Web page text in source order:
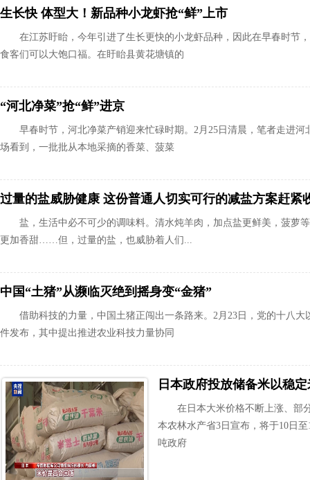
生长快 体型大！新品种小龙虾抢“鲜”上市
在江苏盱眙，今年引进了生长更快的小龙虾品种，因此在早春时节
食客们可以大饱口福。在盱眙县黄花塘镇的
“河北净菜”抢“鲜”进京
早春时节，河北净菜产销迎来忙碌时期。2月25日清晨，笔者走进
场看到，一批批从本地采摘的香菜、菠菜
过量的盐威胁健康 这份普通人切实可行的减盐方案赶紧
盐，生活中必不可少的调味料。清水炖羊肉，加点盐更鲜美，菠萝
更加香甜……但，过量的盐，也威胁着人们...
中国“土猪”从濒临灭绝到摇身变“金猪”
借助科技的力量，中国土猪正闯出一条路来。2月23日，党的十八
件发布，其中提出推进农业科技力量协同
日本政府投放储备米以稳
在日本大米价格不断上涨、部
本农林水产省3日宣布，将于10日
吨政府